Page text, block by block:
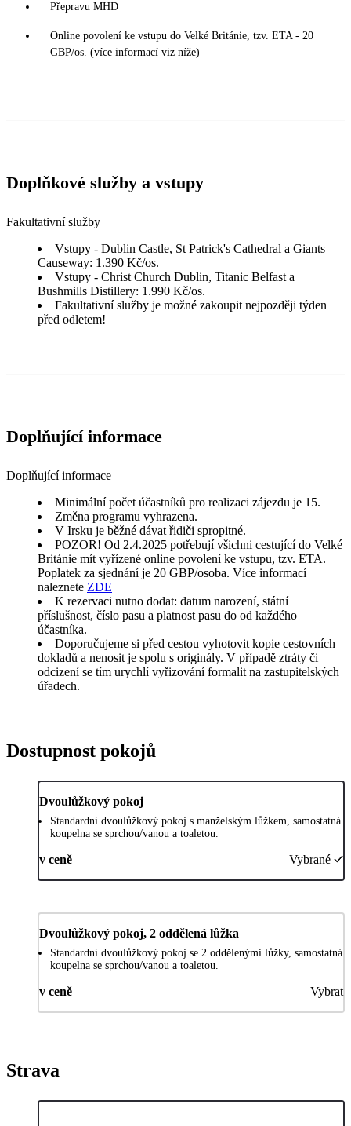
Přepravu MHD
Online povolení ke vstupu do Velké Británie, tzv. ETA - 20
GBP/os. (více informací viz níže)
Doplňkové služby a vstupy
Fakultativní služby
Vstupy - Dublin Castle, St Patrick's Cathedral a Giants
Causeway: 1.390 Kč/os.
Vstupy - Christ Church Dublin, Titanic Belfast a
Bushmills Distillery: 1.990 Kč/os.
Fakultativní služby je možné zakoupit nejpozději týden
před odletem!
Doplňující informace
Doplňující informace
Minimální počet účastníků pro realizaci zájezdu je 15.
Změna programu vyhrazena.
V Irsku je běžné dávat řidiči spropitné.
POZOR! Od 2.4.2025 potřebují všichni cestující do Velké
Británie mít vyřízené online povolení ke vstupu, tzv. ETA.
Poplatek za sjednání je 20 GBP/osoba. Více informací
naleznete ZDE
K rezervaci nutno dodat: datum narození, státní
příslušnost, číslo pasu a platnost pasu do od každého
účastníka.
Doporučujeme si před cestou vyhotovit kopie cestovních
dokladů a nenosit je spolu s originály. V případě ztráty či
odcizení se tím urychlí vyřizování formalit na zastupitelských
úřadech.
Dostupnost pokojů
Dvoulůžkový pokoj
Standardní dvoulůžkový pokoj s manželským lůžkem, samostatná
koupelna se sprchou/vanou a toaletou.
v ceně Vybrané
Dvoulůžkový pokoj, 2 oddělená lůžka
Standardní dvoulůžkový pokoj se 2 oddělenými lůžky, samostatná
koupelna se sprchou/vanou a toaletou.
v ceně Vybrat
Strava